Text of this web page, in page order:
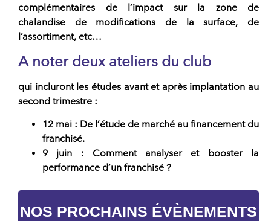
complémentaires de l’impact sur la zone de
chalandise de modifications de la surface, de
l’assortiment, etc…
A noter deux ateliers du club
qui incluront les études avant et après implantation au
second trimestre :
12 mai : De l’étude de marché au financement du
franchisé.
9 juin : Comment analyser et booster la
performance d’un franchisé ?
NOS PROCHAINS ÉVÈNEMENTS